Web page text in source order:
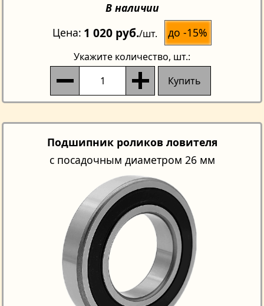
В наличии
Цена 1 020 руб./шт. до -15%
Укажите количество, шт.:
Купить
Подшипник роликов ловителя
с посадочным диаметром 26 мм